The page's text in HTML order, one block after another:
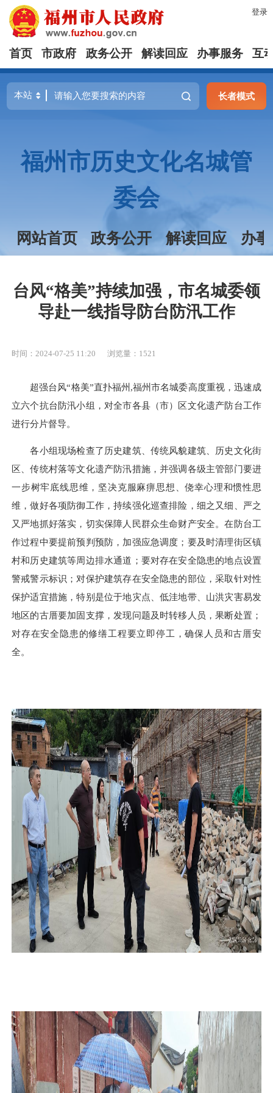
登录
首页 市政府 政务公开 解读回应 办事服务 互
长者模式
福州市历史文化名城管
委会
网站首页 政务公开 解读回应 办
台风“格美”持续加强，市名城委领
导赴一线指导防台防汛工作
时间：2024-07-25 11:20 浏览量：1521
超强台风“格美”直扑福州,福州市名城委高度重视，迅速成
立六个抗台防汛小组，对全市各县（市）区文化遗产防台工作
进行分片督导。
各小组现场检查了历史建筑、传统风貌建筑、历史文化街
区、传统村落等文化遗产防汛措施，并强调各级主管部门要进
一步树牢底线思维，坚决克服麻痹思想、侥幸心理和惯性思
维，做好各项防御工作，持续强化巡查排险，细之又细、严之
又严地抓好落实，切实保障人民群众生命财产安全。在防台工
作过程中要提前预判预防，加强应急调度；要及时清理街区镇
村和历史建筑等周边排水通道；要对存在安全隐患的地点设置
警戒警示标识；对保护建筑存在安全隐患的部位，采取针对性
保护适宜措施，特别是位于地灾点、低洼地带、山洪灾害易发
地区的古厝要加固支撑，发现问题及时转移人员，果断处置；
对存在安全隐患的修缮工程要立即停工，确保人员和古厝安
全。